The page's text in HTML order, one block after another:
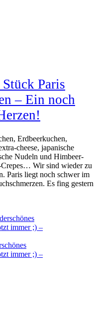
Paris
– Ein noch
Erdbeerkuchen,
cheese, japanische
Nudeln und Himbeer-
Wir sind wieder zu
Paris liegt noch schwer im
Es fing gestern
immer ;) –